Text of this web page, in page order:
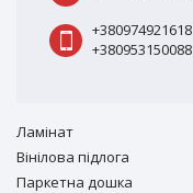
+380974921618
+380953150088
Ламiнат
Вiнiлова підлога
Паркетна дошка